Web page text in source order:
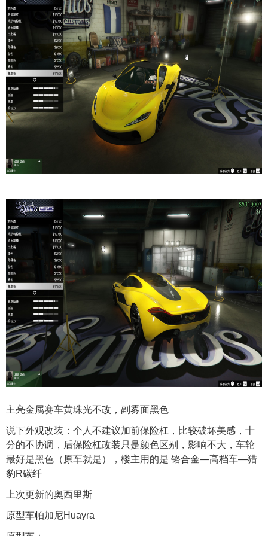
主亮金属赛车黄珠光不改，副雾面黑色
说下外观改装：个人不建议加前保险杠，比较破坏美感，十
分的不协调，后保险杠改装只是颜色区别，影响不大，车轮
最好是黑色（原车就是），楼主用的是 铬合金—高档车—猎
豹R碳纤
上次更新的奥西里斯
原型车帕加尼Huayra